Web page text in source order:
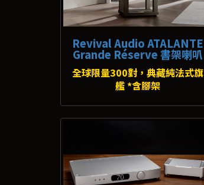
Revival Audio ATALANTE
Grande Réserve 書架喇叭
全球限量300對，典藏純法式旗
艦 *含腳架